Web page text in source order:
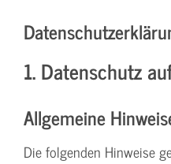
1. Datenschutz
Allgemeine
Die folgenden Hinweise